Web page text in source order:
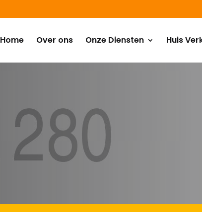
Home Over ons Onze Diensten Huis